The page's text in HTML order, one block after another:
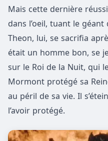
Mais cette dernière
dans l’oeil, tuant le
Theon, lui, se sacrifia
était un homme bon, se
sur le Roi de la Nuit, qui
Mormont protégé sa
au péril de sa vie. Il
l’avoir protégé.